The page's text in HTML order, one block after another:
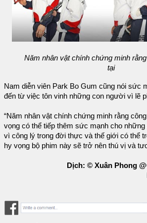
Năm nhân vật chính chứng minh
tại
Nam diễn viên Park Bo Gum cũng nói sức
đến từ việc tôn vinh những con người vì lẽ
“Năm nhân vật chính chứng minh rằng
vọng có thể tiếp thêm sức mạnh cho
vì công lý trong đời thực và thế giới có thể
hy vọng bộ phim này sẽ trở nên thú vị và
Dịch: © Xuân Phong